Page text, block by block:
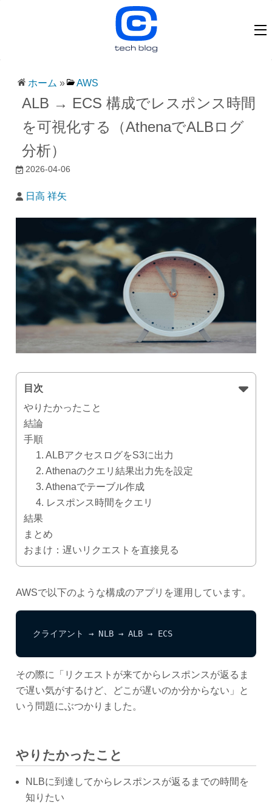
ホーム » AWS
ALB → ECS 構成でレスポンス時間
を可視化する（AthenaでALBログ
分析）
2026-04-06
日高 祥矢
目次
やりたかったこと
結論
手順
1. ALBアクセスログをS3に出力
2. Athenaのクエリ結果出力先を設定
3. Athenaでテーブル作成
4. レスポンス時間をクエリ
結果
まとめ
おまけ：遅いリクエストを直接見る
AWSで以下のような構成のアプリを運用しています。
クライアント → NLB → ALB → ECS
その際に「リクエストが来てからレスポンスが返るま
で遅い気がするけど、どこが遅いのか分からない」と
いう問題にぶつかりました。
やりたかったこと
NLBに到達してからレスポンスが返るまでの時間を
知りたい